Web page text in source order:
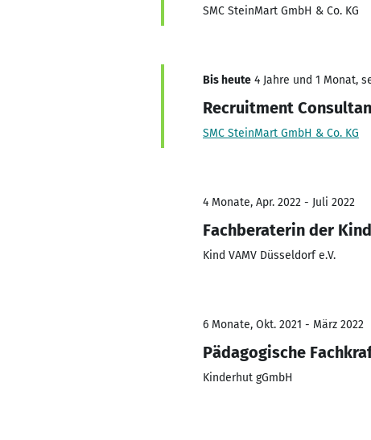
SMC SteinMart GmbH & Co. KG
Bis heute 4 Jahre und 1 Monat,
Recruitment
SMC SteinMart GmbH & Co. KG
4 Monate, Apr. 2022 - Juli 2022
Fachberaterin der
Kind VAMV Düsseldorf e.V.
6 Monate, Okt. 2021 - März 2022
Pädagogische
Kinderhut gGmbH